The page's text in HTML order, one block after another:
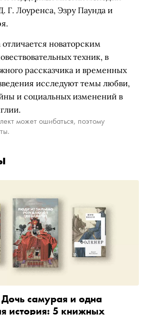
Г. Лоуренса, Эзру Паунда и
новаторским
техник, в
рассказчика и временных
исследуют темы любви,
и социальных изменений в
может ошибаться, поэтому
самурая и одна
история: 5 книжных